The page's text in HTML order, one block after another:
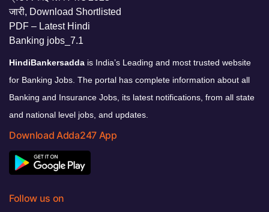
HindiBankersadda is India’s Leading and most trusted website
for Banking Jobs. The portal has complete information about all
Banking and Insurance Jobs, its latest notifications, from all state
and national level jobs, and updates.
Download Adda247 App
Follow us on